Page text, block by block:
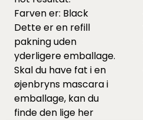
Farven er: Black
Dette er en refill
pakning uden
yderligere emballage.
Skal du have fat i en
øjenbryns mascara i
emballage, kan du
finde den lige her